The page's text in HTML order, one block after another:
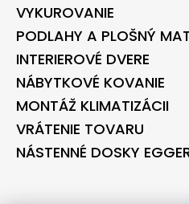
VYKUROVANIE
PODLAHY A PLOŠNÝ
INTERIEROVÉ DVERE
NÁBYTKOVÉ KOVANIE
MONTÁŽ KLIMATIZÁCII
VRÁTENIE TOVARU
NÁSTENNÉ DOSKY